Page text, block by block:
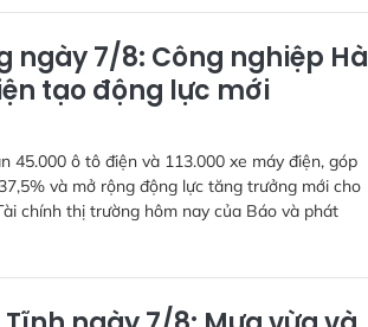
ngày 7/8: Công nghiệp Hà
tạo động lực mới
45.000 ô tô điện và 113.000 xe máy điện, góp
và mở rộng động lực tăng trưởng mới cho
chính thị trường hôm nay của Báo và phát